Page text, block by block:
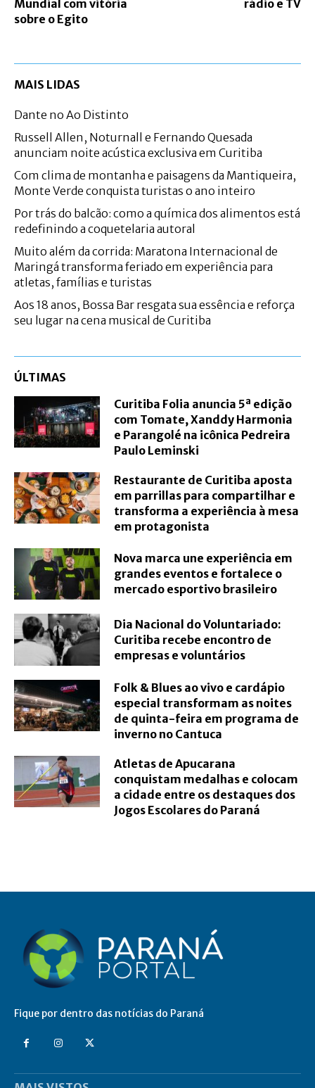
Mundial com vitória
sobre o Egito
rádio e TV
MAIS LIDAS
Dante no Ao Distinto
Russell Allen, Noturnall e Fernando Quesada
anunciam noite acústica exclusiva em Curitiba
Com clima de montanha e paisagens da Mantiqueira,
Monte Verde conquista turistas o ano inteiro
Por trás do balcão: como a química dos alimentos está
redefinindo a coquetelaria autoral
Muito além da corrida: Maratona Internacional de
Maringá transforma feriado em experiência para
atletas, famílias e turistas
Aos 18 anos, Bossa Bar resgata sua essência e reforça
seu lugar na cena musical de Curitiba
ÚLTIMAS
Curitiba Folia anuncia 5ª edição
com Tomate, Xanddy Harmonia
e Parangolé na icônica Pedreira
Paulo Leminski
Restaurante de Curitiba aposta
em parrillas para compartilhar e
transforma a experiência à mesa
em protagonista
Nova marca une experiência em
grandes eventos e fortalece o
mercado esportivo brasileiro
Dia Nacional do Voluntariado:
Curitiba recebe encontro de
empresas e voluntários
Folk & Blues ao vivo e cardápio
especial transformam as noites
de quinta-feira em programa de
inverno no Cantuca
Atletas de Apucarana
conquistam medalhas e colocam
a cidade entre os destaques dos
Jogos Escolares do Paraná
Fique por dentro das notícias do Paraná